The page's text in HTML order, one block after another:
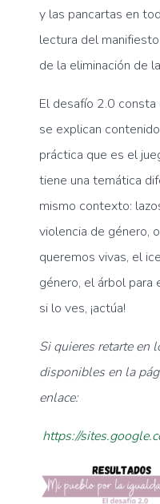
y las pancartas en
lectura del
de la eliminación de
El desafío 2.0
se explican
práctica que es el
tiene una temática
mismo contexto:
violencia de género,
queremos vivas, el
género, el árbol para
si lo ves, ¡actúa!
Si quieres retarte en
disponibles en la
enlace:
https://